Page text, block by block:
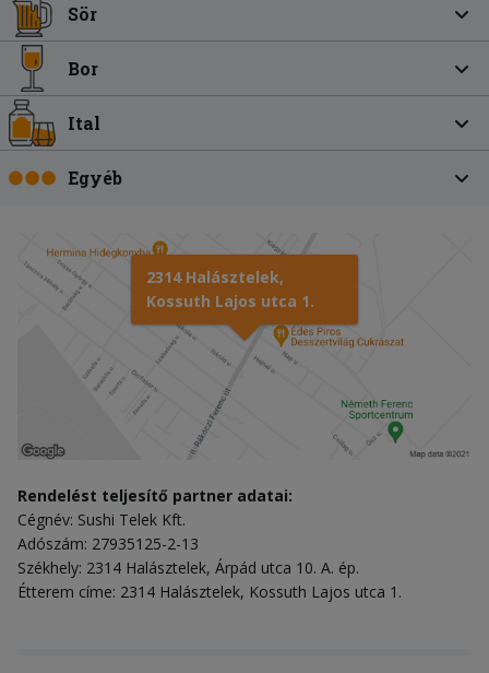
Sör
Bor
Ital
Egyéb
2314 Halásztelek,
Kossuth Lajos utca 1.
Rendelést teljesítő partner adatai:
Cégnév: Sushi Telek Kft.
Adószám: 27935125-2-13
Székhely: 2314 Halásztelek, Árpád utca 10. A. ép.
Étterem címe: 2314 Halásztelek, Kossuth Lajos utca 1.